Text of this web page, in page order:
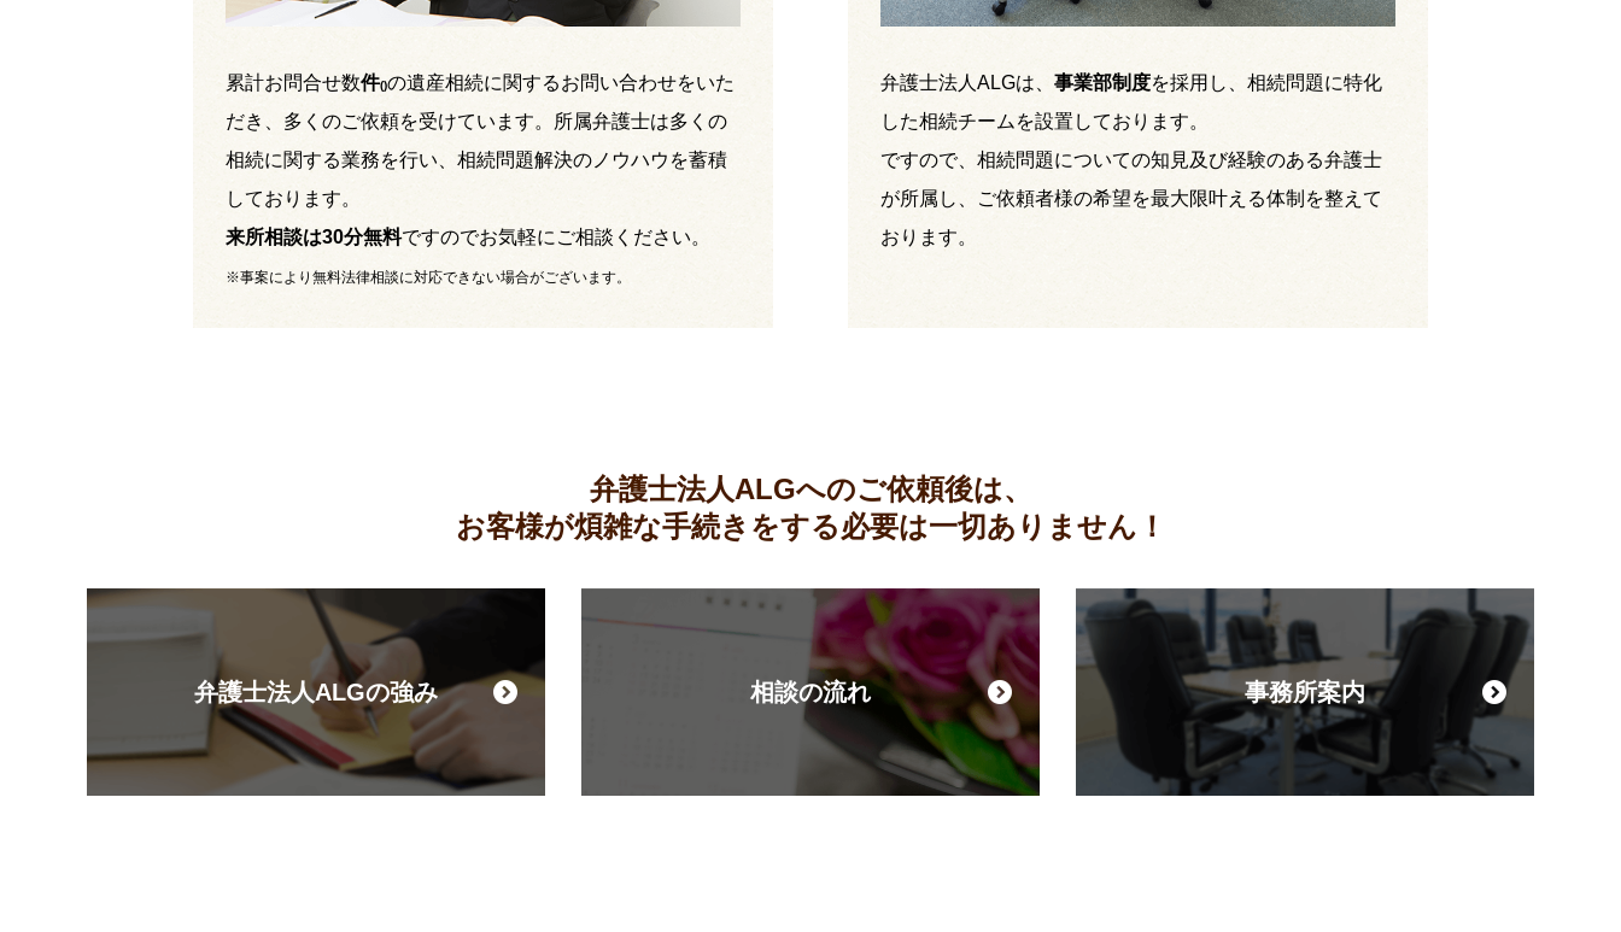
累計お問合せ数件()の遺産相続に関するお問い合わせをいた
だき、多くのご依頼を受けています。所属弁護士は多くの
相続に関する業務を行い、相続問題解決のノウハウを蓄積
しております。
来所相談は30分無料ですのでお気軽にご相談ください。
※事案により無料法律相談に対応できない場合がございます。
弁護士法人ALGは、 事業部制度を採用し、相続問題に特化
した相続チームを設置しております。
ですので、相続問題についての知見及び経験のある弁護士
が所属し、ご依頼者様の希望を最大限叶える体制を整えて
おります。
弁護士法人ALGへのご依頼後は、
お客様が煩雑な手続きをする必要は一切ありません！
弁護士法人ALGの強み 相談の流れ 事務所案内